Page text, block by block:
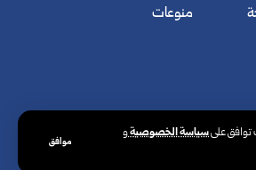
توافق علىسياسة الخصوصيةو
موافق
منوعات
السورية للأنباء. كافة الحقوق محفوظة.